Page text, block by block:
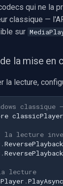
qui ne la
classique —
sur
la mise en
la lecture,
classique
classicPlayer
lecture
.
.
lecture
.PlayAsync